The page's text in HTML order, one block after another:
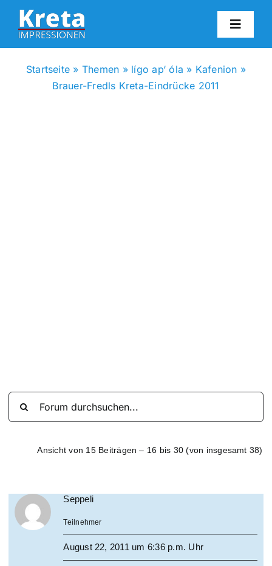
Zum
Inhalt
springen
Startseite » Themen » lígo ap‘ óla » Kafenion »
Brauer-Fredls Kreta-Eindrücke 2011
Ansicht von 15 Beiträgen – 16 bis 30 (von insgesamt 38)
Seppeli
Teilnehmer
August 22, 2011 um 6:36 p.m. Uhr